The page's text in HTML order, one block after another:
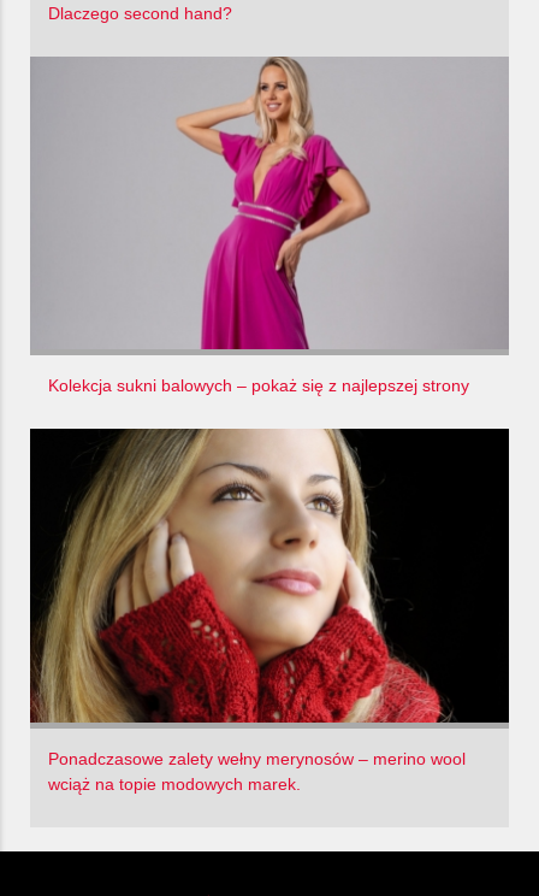
Dlaczego second hand?
Kolekcja sukni balowych – pokaż się z najlepszej strony
Ponadczasowe zalety wełny merynosów – merino wool
wciąż na topie modowych marek.